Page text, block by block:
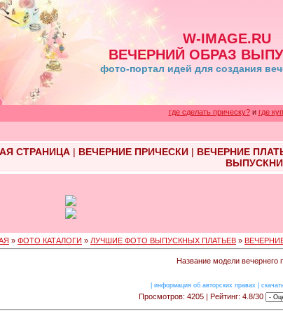
W-IMAGE.RU
ВЕЧЕРНИЙ ОБРАЗ
фото-портал идей для создания
где сделать прическу?и где
СТРАНИЦА| ВЕЧЕРНИЕ ПРИЧЕСКИ| ВЕЧЕРНИЕ
» ФОТО КАТАЛОГИ » ЛУЧШИЕ ФОТО ВЫПУСКНЫХ ПЛАТЬЕВ »
Название модели вечернего
информация об авторских правах
Просмотров: 4205 | Рейтинг: 4.8/30